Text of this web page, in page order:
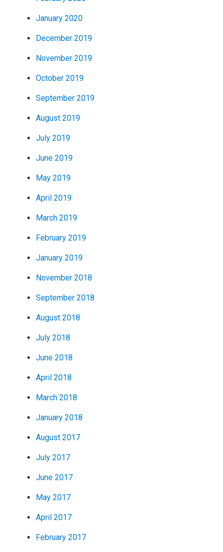
January 2020
December 2019
November 2019
October 2019
September 2019
August 2019
July 2019
June 2019
May 2019
April 2019
March 2019
February 2019
January 2019
November 2018
September 2018
August 2018
July 2018
June 2018
April 2018
March 2018
January 2018
August 2017
July 2017
June 2017
May 2017
April 2017
February 2017